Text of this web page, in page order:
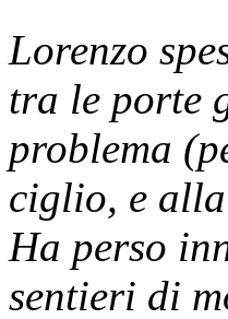
Lorenzo
tra le porte
problema
ciglio, e
Ha perso
sentieri di